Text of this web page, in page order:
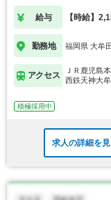
給与 【時給】
勤務地 福岡県 大牟
アクセス
ＪＲ鹿児島
西鉄天神大
積極採用中
求人の詳細を